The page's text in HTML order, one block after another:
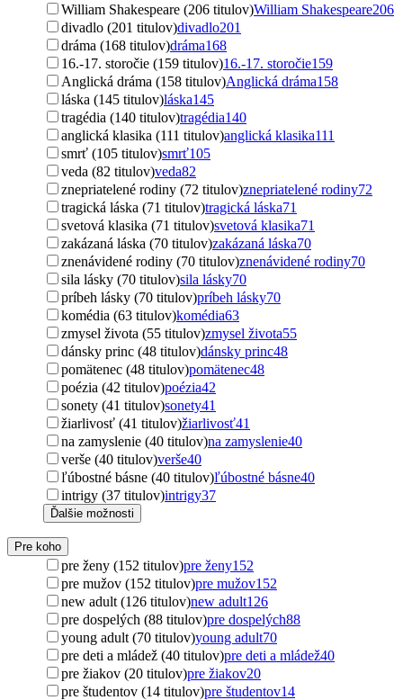
William Shakespeare (206 titulov)William Shakespeare206
divadlo (201 titulov)divadlo201
dráma (168 titulov)dráma168
16.-17. storočie (159 titulov)16.-17. storočie159
Anglická dráma (158 titulov)Anglická dráma158
láska (145 titulov)láska145
tragédia (140 titulov)tragédia140
anglická klasika (111 titulov)anglická klasika111
smrť (105 titulov)smrť105
veda (82 titulov)veda82
znepriatelené rodiny (72 titulov)znepriatelené rodiny72
tragická láska (71 titulov)tragická láska71
svetová klasika (71 titulov)svetová klasika71
zakázaná láska (70 titulov)zakázaná láska70
znenávidené rodiny (70 titulov)znenávidené rodiny70
sila lásky (70 titulov)sila lásky70
príbeh lásky (70 titulov)príbeh lásky70
komédia (63 titulov)komédia63
zmysel života (55 titulov)zmysel života55
dánsky princ (48 titulov)dánsky princ48
pomätenec (48 titulov)pomätenec48
poézia (42 titulov)poézia42
sonety (41 titulov)sonety41
žiarlivosť (41 titulov)žiarlivosť41
na zamyslenie (40 titulov)na zamyslenie40
verše (40 titulov)verše40
ľúbostné básne (40 titulov)ľúbostné básne40
intrigy (37 titulov)intrigy37
Ďalšie možnosti
Pre koho
pre ženy (152 titulov)pre ženy152
pre mužov (152 titulov)pre mužov152
new adult (126 titulov)new adult126
pre dospelých (88 titulov)pre dospelých88
young adult (70 titulov)young adult70
pre deti a mládež (40 titulov)pre deti a mládež40
pre žiakov (20 titulov)pre žiakov20
pre študentov (14 titulov)pre študentov14